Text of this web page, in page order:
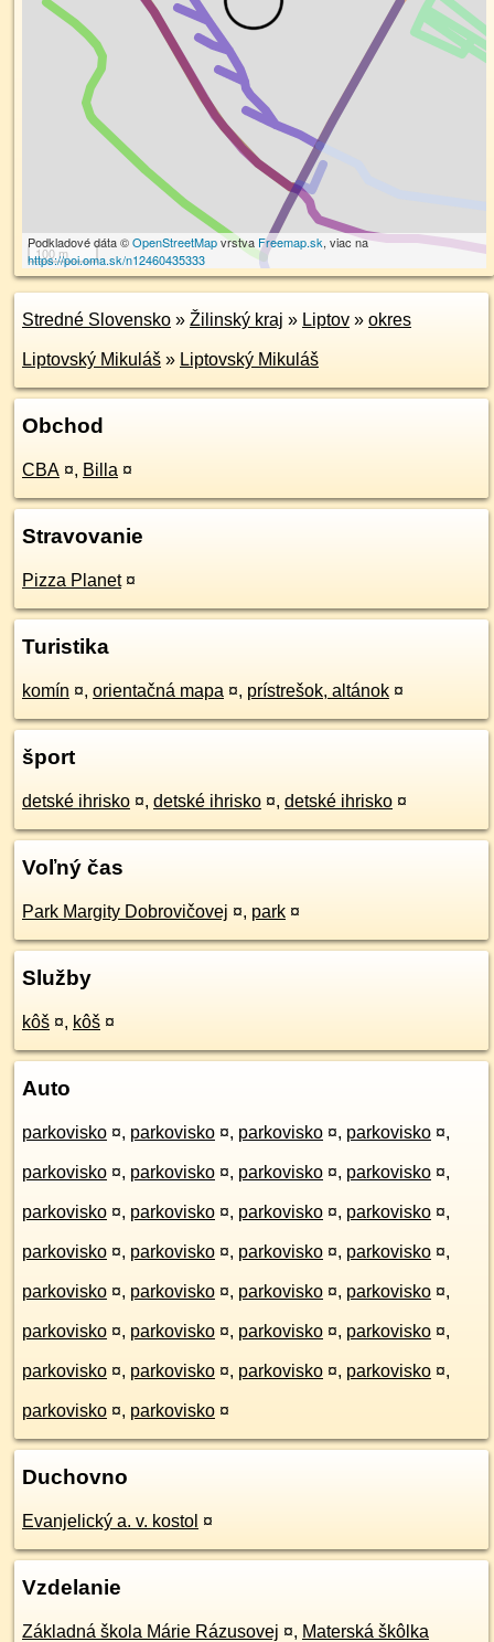
100 m
Podkladové dáta ©OpenStreetMapvrstva Freemap.sk, viac na
https://poi.oma.sk/n12460435333
Stredné Slovensko » Žilinský kraj » Liptov » okres
Liptovský Mikuláš » Liptovský Mikuláš
Obchod
CBA ¤, Billa ¤
Stravovanie
Pizza Planet ¤
Turistika
komín ¤, orientačná mapa ¤, prístrešok, altánok ¤
šport
detské ihrisko ¤, detské ihrisko ¤, detské ihrisko ¤
Voľný čas
Park Margity Dobrovičovej ¤, park ¤
Služby
kôš ¤, kôš ¤
Auto
parkovisko ¤, parkovisko ¤, parkovisko ¤, parkovisko ¤,
parkovisko ¤, parkovisko ¤, parkovisko ¤, parkovisko ¤,
parkovisko ¤, parkovisko ¤, parkovisko ¤, parkovisko ¤,
parkovisko ¤, parkovisko ¤, parkovisko ¤, parkovisko ¤,
parkovisko ¤, parkovisko ¤, parkovisko ¤, parkovisko ¤,
parkovisko ¤, parkovisko ¤, parkovisko ¤, parkovisko ¤,
parkovisko ¤, parkovisko ¤, parkovisko ¤, parkovisko ¤,
parkovisko ¤, parkovisko ¤
Duchovno
Evanjelický a. v. kostol ¤
Vzdelanie
Základná škola Márie Rázusovej ¤, Materská škôlka